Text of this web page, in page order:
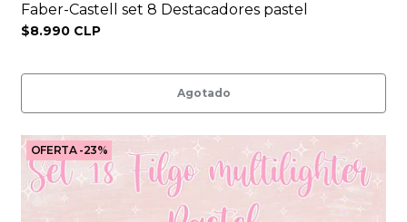
Faber-Castell set 8 Destacadores pastel
$8.990 CLP
Agotado
OFERTA -23%